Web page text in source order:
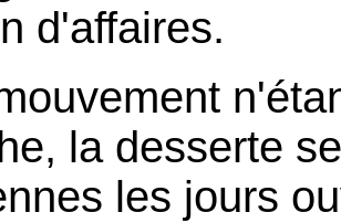
d'affaires.
la desserte
les jours